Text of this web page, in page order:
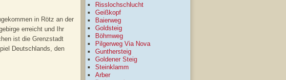
in Rötz an der
erreicht und Ihr
ist die Grenzstadt
Deutschlands, den
Risslochschlucht
Geißkopf
Baierweg
Goldsteig
Böhmweg
Pilgerweg Via Nova
Gunthersteig
Goldener Steig
Steinklamm
Arber